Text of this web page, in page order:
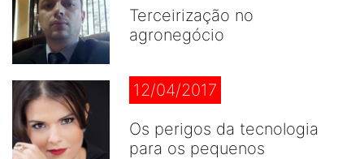
Terceirização no
agronegócio
12/04/2017
Os perigos da tecnologia
para os pequenos